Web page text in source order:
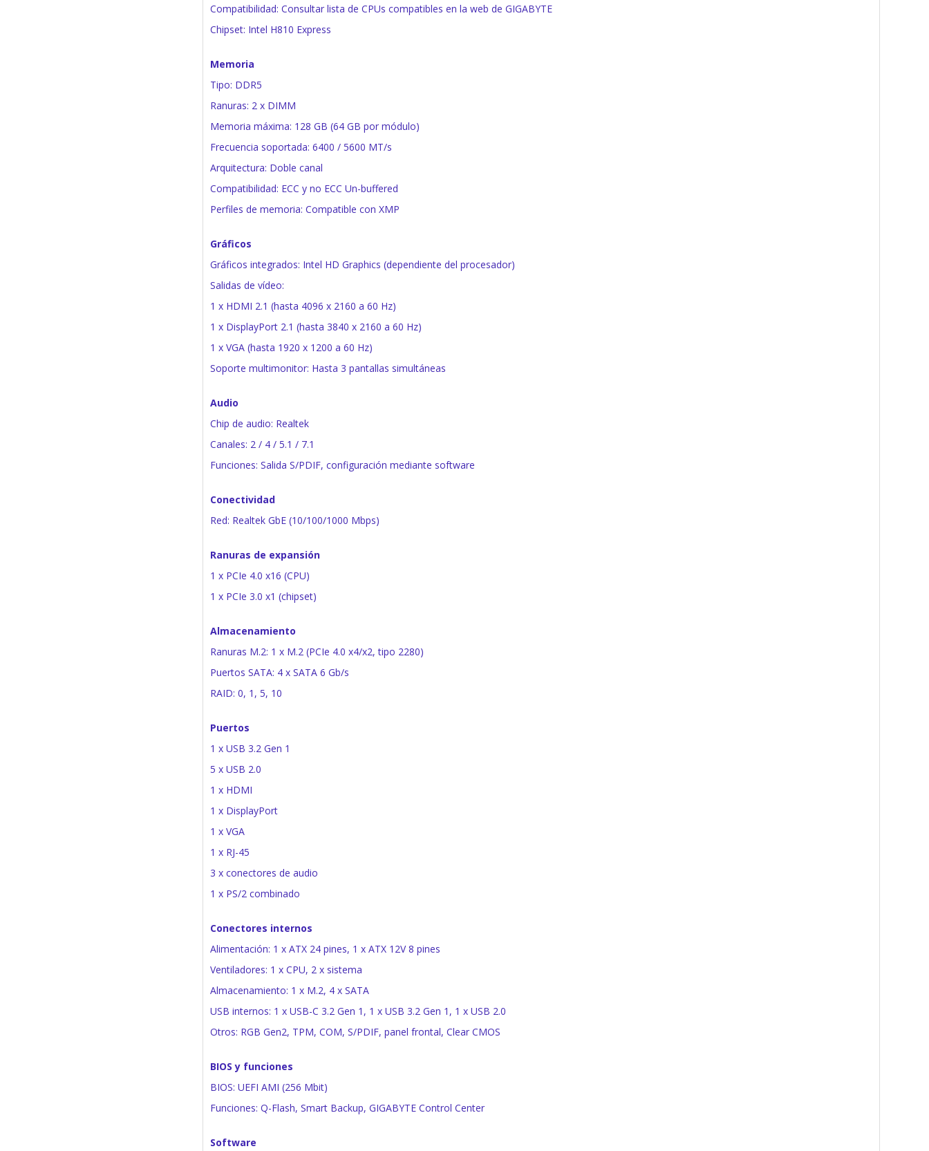
Compatibilidad: Consultar lista de CPUs compatibles en la web de GIGABYTE
Chipset: Intel H810 Express
Memoria
Tipo: DDR5
Ranuras: 2 x DIMM
Memoria máxima: 128 GB (64 GB por módulo)
Frecuencia soportada: 6400 / 5600 MT/s
Arquitectura: Doble canal
Compatibilidad: ECC y no ECC Un-buffered
Perfiles de memoria: Compatible con XMP
Gráficos
Gráficos integrados: Intel HD Graphics (dependiente del procesador)
Salidas de vídeo:
1 x HDMI 2.1 (hasta 4096 x 2160 a 60 Hz)
1 x DisplayPort 2.1 (hasta 3840 x 2160 a 60 Hz)
1 x VGA (hasta 1920 x 1200 a 60 Hz)
Soporte multimonitor: Hasta 3 pantallas simultáneas
Audio
Chip de audio: Realtek
Canales: 2 / 4 / 5.1 / 7.1
Funciones: Salida S/PDIF, configuración mediante software
Conectividad
Red: Realtek GbE (10/100/1000 Mbps)
Ranuras de expansión
1 x PCIe 4.0 x16 (CPU)
1 x PCIe 3.0 x1 (chipset)
Almacenamiento
Ranuras M.2: 1 x M.2 (PCIe 4.0 x4/x2, tipo 2280)
Puertos SATA: 4 x SATA 6 Gb/s
RAID: 0, 1, 5, 10
Puertos
1 x USB 3.2 Gen 1
5 x USB 2.0
1 x HDMI
1 x DisplayPort
1 x VGA
1 x RJ-45
3 x conectores de audio
1 x PS/2 combinado
Conectores internos
Alimentación: 1 x ATX 24 pines, 1 x ATX 12V 8 pines
Ventiladores: 1 x CPU, 2 x sistema
Almacenamiento: 1 x M.2, 4 x SATA
USB internos: 1 x USB-C 3.2 Gen 1, 1 x USB 3.2 Gen 1, 1 x USB 2.0
Otros: RGB Gen2, TPM, COM, S/PDIF, panel frontal, Clear CMOS
BIOS y funciones
BIOS: UEFI AMI (256 Mbit)
Funciones: Q-Flash, Smart Backup, GIGABYTE Control Center
Software